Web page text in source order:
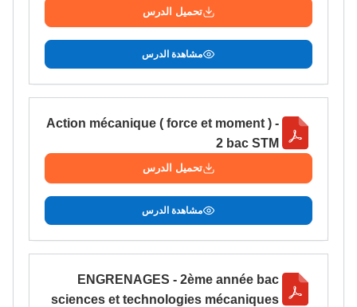
Lycée Maroc
التعليم الثانوي التأهيلي
تحميل الدرس
مشاهدة الدرس
Action mécanique ( force et moment ) -
2 bac STM
تحميل الدرس
مشاهدة الدرس
ENGRENAGES - 2ème année bac
sciences et technologies mécaniques